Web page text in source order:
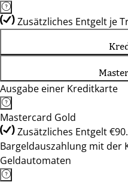
Zusätzliches Entgelt je
Ausgabe einer Kreditkarte
Mastercard Gold
Zusätzliches Entgelt
Bargeldauszahlung mit der
Geldautomaten